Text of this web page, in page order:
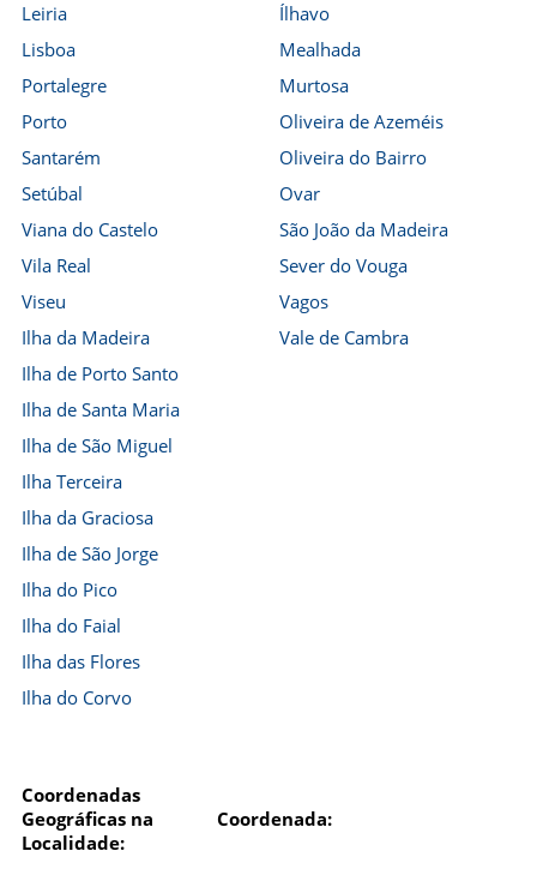
Leiria
Lisboa
Portalegre
Porto
Santarém
Setúbal
Viana do Castelo
Vila Real
Viseu
Ilha da Madeira
Ilha de Porto Santo
Ilha de Santa Maria
Ilha de São Miguel
Ilha Terceira
Ilha da Graciosa
Ilha de São Jorge
Ilha do Pico
Ilha do Faial
Ilha das Flores
Ilha do Corvo
Ílhavo
Mealhada
Murtosa
Oliveira de Azeméis
Oliveira do Bairro
Ovar
São João da Madeira
Sever do Vouga
Vagos
Vale de Cambra
Coordenadas
Geográficas na
Localidade:
Coordenada: